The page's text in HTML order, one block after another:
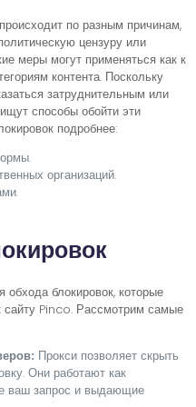
по разным причинам,
цензуру или
меры могут применяться как к
контента. Поскольку
затруднительным или
способы обойти эти
подробнее:
организаций.
блокировок, которые
сайту Pinco. Рассмотрим самые
Прокси позволяет скрыть
Они работают как
ваш запрос и выдающие